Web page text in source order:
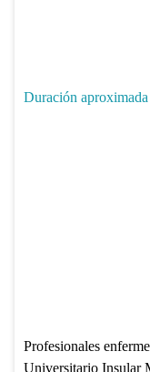
Duración aproximada
Profesionales
Universitario Insular